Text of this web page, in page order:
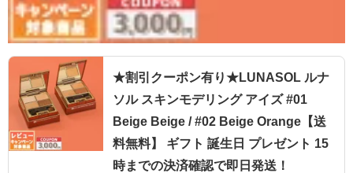
★割引クーポン有り★LUNASOL ルナ
ソル スキンモデリング アイズ #01
Beige Beige / #02 Beige Orange【送
料無料】 ギフト 誕生日 プレゼント 15
時までの決済確認で即日発送！